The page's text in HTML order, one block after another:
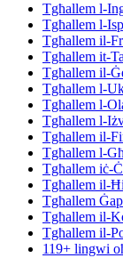
Tgħallem l-
Tgħallem l-
Tgħallem il-
Tgħallem it-
Tgħallem il-
Tgħallem l-
Tgħallem l-
Tgħallem l-
Tgħallem il-
Tgħallem l-
Tgħallem iċ-
Tgħallem il-
Tgħallem
Tgħallem il-
Tgħallem il-
119+ lingwi